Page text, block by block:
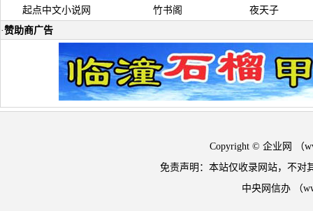
起点中文小说网 竹书阁
夜天子
·赞助商广告
Copyright © 企业网 （
免责声明：本站仅收录网站，不对
中央网信办 （